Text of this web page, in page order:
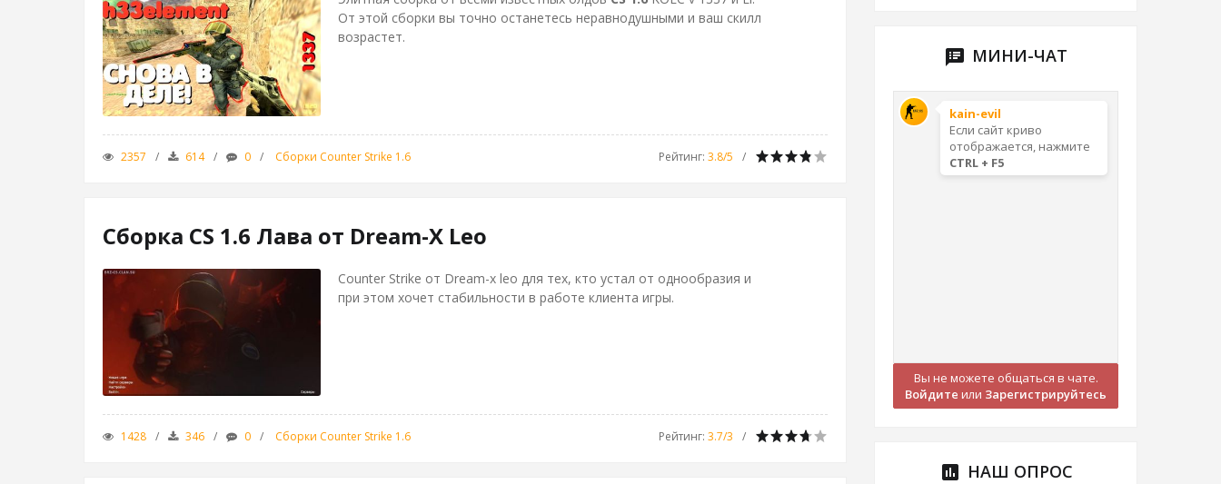
От этой сборки вы точно останетесь неравнодушными и ваш скилл
возрастет.
2357 614 0 Сборки Counter Strike 1.6 Рейтинг: 3.8/5
Сборка CS 1.6 Лава от Dream-X Leo
Counter Strike от Dream-x leo для тех, кто устал от однообразия и
при этом хочет стабильности в работе клиента игры.
1428 346 0 Сборки Counter Strike 1.6 Рейтинг: 3.7/3
speaker_notes МИНИ-ЧАТ
Вы не можете общаться в чате.
Войдите или Зарегистрируйтесь
poll НАШ ОПРОС